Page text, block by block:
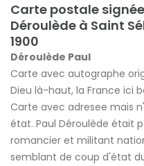
Carte postale
Déroulède à Saint
1900
Déroulède Paul
Carte avec autographe
Dieu là-haut, la France ici
Carte avec adresee mais
état. Paul Déroulède était
romancier et militant
semblant de coup d'état